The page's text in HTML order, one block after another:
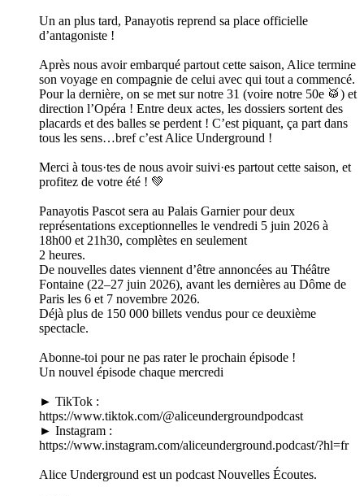
Un an plus tard, Panayotis reprend sa place officielle
d’antagoniste !
Après nous avoir embarqué partout cette saison, Alice termine
son voyage en compagnie de celui avec qui tout a commencé.
Pour la dernière, on se met sur notre 31 (voire notre 50e 🥁) et
direction l’Opéra ! Entre deux actes, les dossiers sortent des
placards et des balles se perdent ! C’est piquant, ça part dans
tous les sens…bref c’est Alice Underground !
Merci à tous·tes de nous avoir suivi·es partout cette saison, et
profitez de votre été ! 💚
Panayotis Pascot sera au Palais Garnier pour deux
représentations exceptionnelles le vendredi 5 juin 2026 à
18h00 et 21h30, complètes en seulement
2 heures.
De nouvelles dates viennent d’être annoncées au Théâtre
Fontaine (22–27 juin 2026), avant les dernières au Dôme de
Paris les 6 et 7 novembre 2026.
Déjà plus de 150 000 billets vendus pour ce deuxième
spectacle.
Abonne-toi pour ne pas rater le prochain épisode !
Un nouvel épisode chaque mercredi
► TikTok :
https://www.tiktok.com/@aliceundergroundpodcast
► Instagram :
https://www.instagram.com/aliceunderground.podcast/?hl=fr
Alice Underground est un podcast Nouvelles Écoutes.